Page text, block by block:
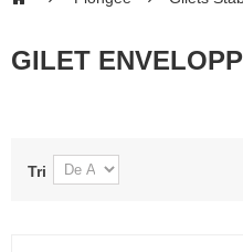
GILET
Tri